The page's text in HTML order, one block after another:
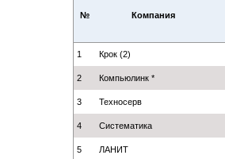
№ Компания
1 Крок (2)
2 Компьюлинк *
3 Техносерв
4 Систематика
5 ЛАНИТ